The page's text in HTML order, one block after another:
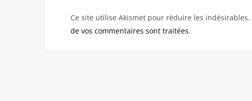
Ce site utilise Akismet pour réduire les indésirables.
de vos commentaires sont traitées.